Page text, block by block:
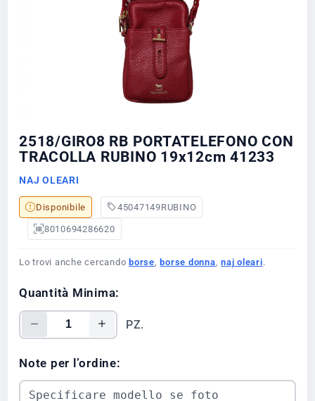
2518/GIRO8 RB PORTATELEFONO CON
TRACOLLA RUBINO 19x12cm 41233
NAJ OLEARI
Disponibile 45047149RUBINO
8010694286620
Lo trovi anche cercandoborse ,borse donna ,naj oleari.
Quantità Minima:
PZ.
Note per l’ordine: